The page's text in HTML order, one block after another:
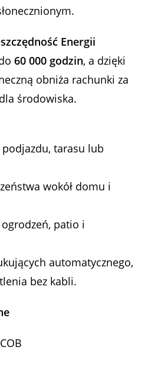
Energii
60 000 godzin, a dzięki
obniża rachunki za
środowiska.
tarasu lub
wokół domu i
patio i
automatycznego,
bez kabli.